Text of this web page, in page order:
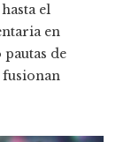
el
en
de
fusionan